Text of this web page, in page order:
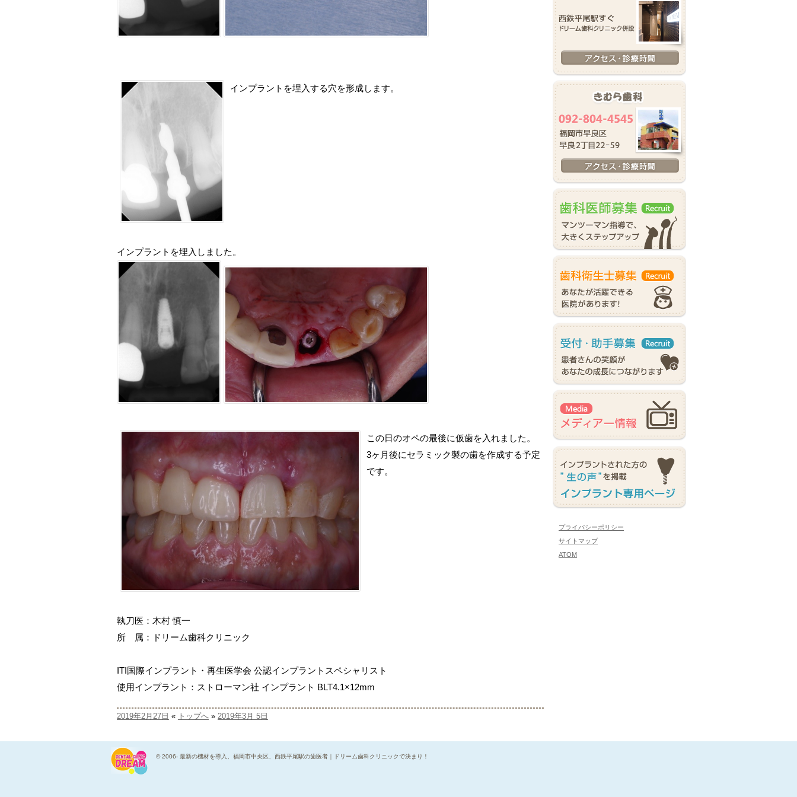
インプラントを埋入する穴を形成します。
インプラントを埋入しました。
この日のオペの最後に仮歯を入れました。
3ヶ月後にセラミック製の歯を作成する予定
です。
執刀医：木村 慎一
所 属：ドリーム歯科クリニック
ITI国際インプラント・再生医学会 公認インプラントスペシャリスト
使用インプラント：ストローマン社 インプラント BLT4.1×12mm
2019年2月27日 « トップへ » 2019年3月 5日
プライバシーポリシー
サイトマップ
ATOM
© 2006- 最新の機材を導入、福岡市中央区、西鉄平尾駅の歯医者｜ドリーム歯科クリニックで決まり！